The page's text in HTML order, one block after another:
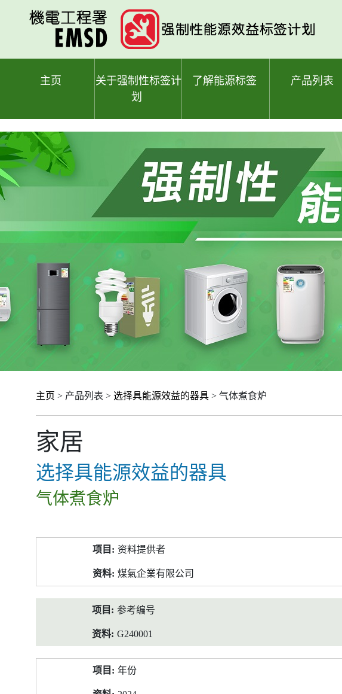
主页
关于强制性标签计
划
了解能源标签 产品列表
主页 > 产品列表 > 选择具能源效益的器具 > 气体煮食炉
家居
选择具能源效益的器具
气体煮食炉
料
资料提供者
煤氣企業有限公司
参考编号
G240001
年份